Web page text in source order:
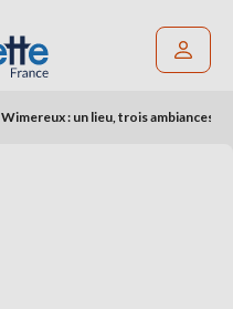
Wimereux : un lieu, trois ambiances